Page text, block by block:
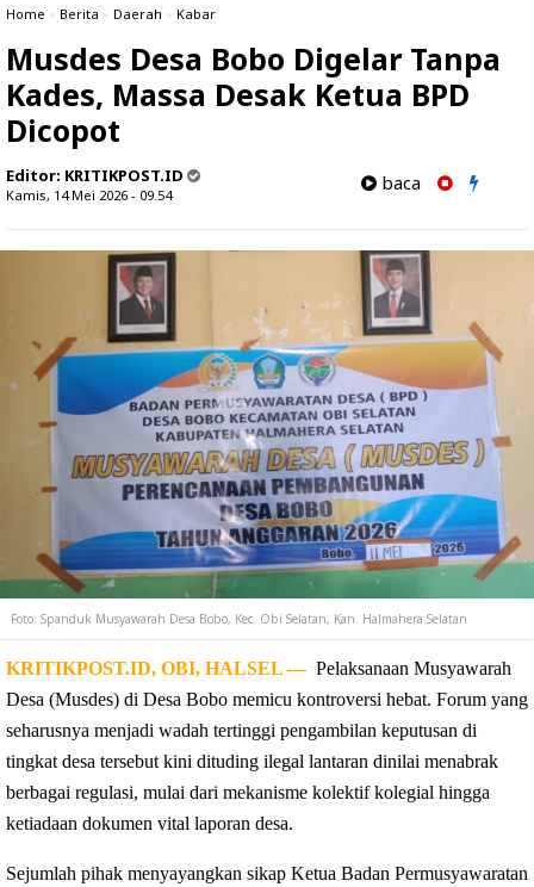
Home » Berita » Daerah » Kabar
‎Musdes Desa Bobo Digelar Tanpa
Kades, Massa Desak Ketua BPD
Dicopot
Editor: KRITIKPOST.ID
Kamis, 14 Mei 2026 - 09.54
baca
Foto: Spanduk Musyawarah Desa Bobo, Kec. Obi Selatan, Kan. Halmahera Selatan
KRITIKPOST.ID, OBI, HALSEL —
  Pelaksanaan Musyawarah
Desa (Musdes) di Desa Bobo memicu kontroversi hebat. Forum yang
seharusnya menjadi wadah tertinggi pengambilan keputusan di
tingkat desa tersebut kini dituding ilegal lantaran dinilai menabrak
berbagai regulasi, mulai dari mekanisme kolektif kolegial hingga
ketiadaan dokumen vital laporan desa.
‎Sejumlah pihak menyayangkan sikap Ketua Badan Permusyawaratan